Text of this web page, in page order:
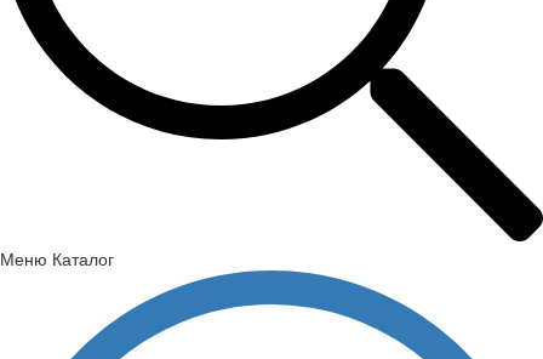
Меню Каталог